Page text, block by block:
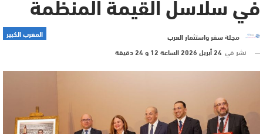
المغرب الكبير
مجلة سفر واستثمار العرب
نشر في 24 أبريل 2026 الساعة 12 و 24 دقيقة